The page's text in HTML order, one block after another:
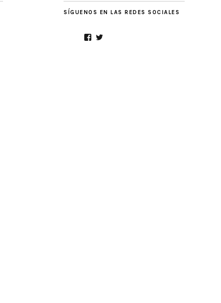
SÍGUENOS EN LAS REDES SOCIALES
Facebook